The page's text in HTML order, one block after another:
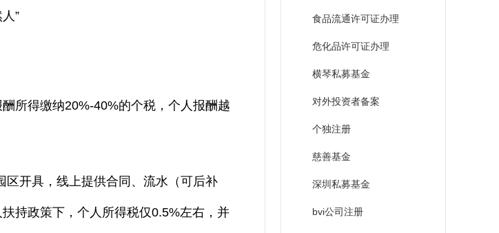
”
所得缴纳20%-40%的个税，个人报酬越
区开具，线上提供合同、流水（可后补
持政策下，个人所得税仅0.5%左右，并
食品流通许可证办理
危化品许可证办理
横琴私募基金
对外投资者备案
个独注册
慈善基金
深圳私募基金
bvi公司注册